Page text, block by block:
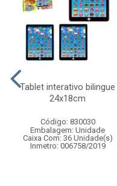
Tablet interativo bilingue
24x18cm
Código: 830030
Embalagem: Unidade
Caixa Com: 36 Unidade(s)
Inmetro: 006758/2019